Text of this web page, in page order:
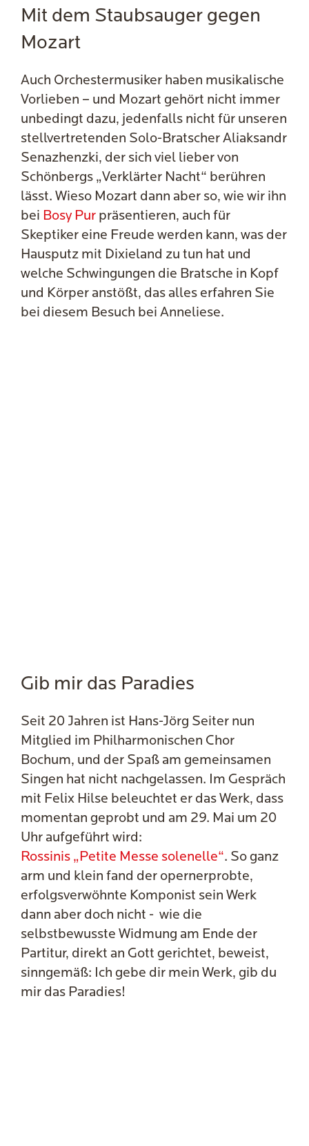
Mit dem Staubsauger gegen
Mozart
Auch Orchestermusiker haben musikalische
Vorlieben – und Mozart gehört nicht immer
unbedingt dazu, jedenfalls nicht für unseren
stellvertretenden Solo-Bratscher Aliaksandr
Senazhenzki, der sich viel lieber von
Schönbergs „Verklärter Nacht“ berühren
lässt. Wieso Mozart dann aber so, wie wir ihn
bei Bosy Pur präsentieren, auch für
Skeptiker eine Freude werden kann, was der
Hausputz mit Dixieland zu tun hat und
welche Schwingungen die Bratsche in Kopf
und Körper anstößt, das alles erfahren Sie
bei diesem Besuch bei Anneliese.
Gib mir das Paradies
Seit 20 Jahren ist Hans-Jörg Seiter nun
Mitglied im Philharmonischen Chor
Bochum, und der Spaß am gemeinsamen
Singen hat nicht nachgelassen. Im Gespräch
mit Felix Hilse beleuchtet er das Werk, dass
momentan geprobt und am 29. Mai um 20
Uhr aufgeführt wird:
Rossinis „Petite Messe solenelle“. So ganz
arm und klein fand der opernerprobte,
erfolgsverwöhnte Komponist sein Werk
dann aber doch nicht - wie die
selbstbewusste Widmung am Ende der
Partitur, direkt an Gott gerichtet, beweist,
sinngemäß: Ich gebe dir mein Werk, gib du
mir das Paradies!